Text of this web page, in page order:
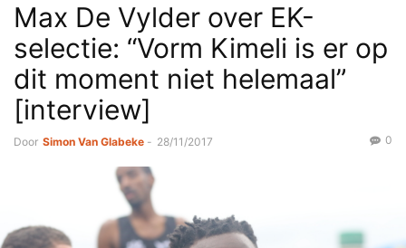
Max De Vylder over EK-
selectie: “Vorm Kimeli is er op
dit moment niet helemaal”
[interview]
Door Simon Van Glabeke - 28/11/2017 0